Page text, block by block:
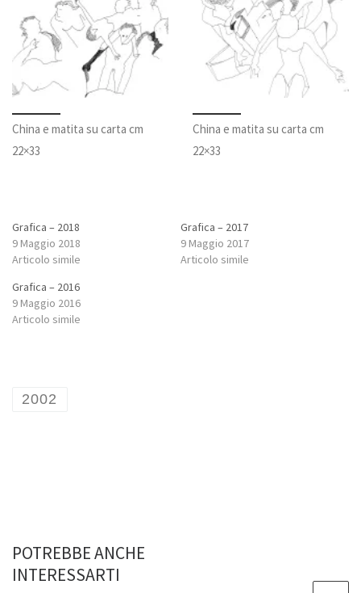
China e matita su carta cm
22×33
China e matita su carta cm
22×33
Grafica – 2018
9 Maggio 2018
Articolo simile
Grafica – 2017
9 Maggio 2017
Articolo simile
Grafica – 2016
9 Maggio 2016
Articolo simile
2002
POTREBBE ANCHE
INTERESSARTI